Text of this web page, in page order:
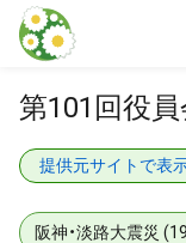
本文に飛ぶ
第101回役
提供元サイトで表
阪神・淡路大震災